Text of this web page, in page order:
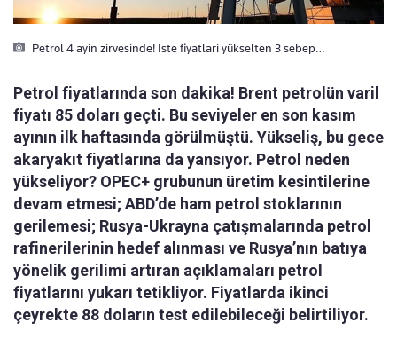
Petrol 4 ayin zirvesinde! Iste fiyatlari yükselten 3 sebep…
Petrol fiyatlarında son dakika! Brent petrolün varil
fiyatı 85 doları geçti. Bu seviyeler en son kasım
ayının ilk haftasında görülmüştü. Yükseliş, bu gece
akaryakıt fiyatlarına da yansıyor. Petrol neden
yükseliyor? OPEC+ grubunun üretim kesintilerine
devam etmesi; ABD’de ham petrol stoklarının
gerilemesi; Rusya-Ukrayna çatışmalarında petrol
rafinerilerinin hedef alınması ve Rusya’nın batıya
yönelik gerilimi artıran açıklamaları petrol
fiyatlarını yukarı tetikliyor. Fiyatlarda ikinci
çeyrekte 88 doların test edilebileceği belirtiliyor.